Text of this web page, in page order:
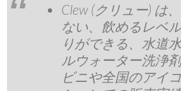
Clew (クリュー) は
ない、飲めるレベ
りができる、水道
ルウォーター洗浄
ビニや全国のアイ